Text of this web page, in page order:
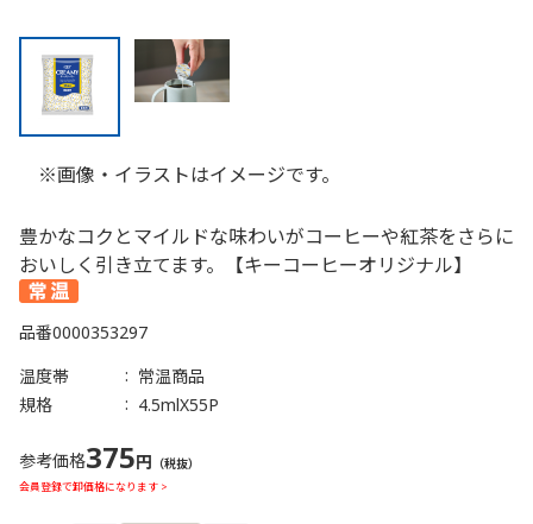
※画像・イラストはイメージです。
豊かなコクとマイルドな味わいがコーヒーや紅茶をさらに
おいしく引き立てます。【キーコーヒーオリジナル】
品番0000353297
温度帯
常温商品
規格
4.5mlX55P
参考価格375円 （税抜）
会員登録で卸価格になります >